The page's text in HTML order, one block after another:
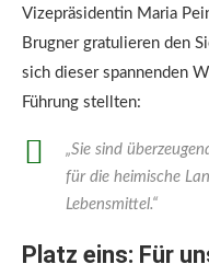
Vizepräsidentin Maria
Brugner gratulieren den
sich dieser spannenden
Führung stellten:
„Sie sind
für die heimische
Lebensmittel.“
Platz eins: Für